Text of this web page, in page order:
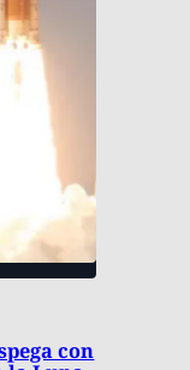
con